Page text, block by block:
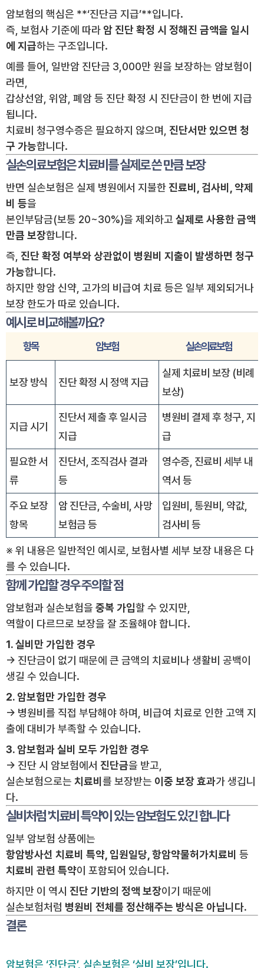
암보험의 핵심은 **‘진단금 지급’**입니다.
즉, 보험사 기준에 따라암 진단 확정 시 정해진 금액을 일시
에 지급하는 구조입니다.
예를 들어, 일반암 진단금 3,000만 원을 보장하는 암보험이
라면,
갑상선암, 위암, 폐암 등 진단 확정 시 진단금이 한 번에 지급
됩니다.
치료비 청구영수증은 필요하지 않으며, 진단서만 있으면 청
구 가능합니다.
실손의료보험은치료비를 실제로 쓴 만큼 보장
반면 실손보험은 실제 병원에서 지불한진료비, 검사비, 약제
비 등을
본인부담금(보통 20~30%)을 제외하고 실제로 사용한 금액
만큼 보장합니다.
즉, 진단 확정 여부와 상관없이 병원비 지출이 발생하면 청구
가능합니다.
하지만 항암 신약, 고가의 비급여 치료 등은 일부 제외되거나
보장 한도가 따로 있습니다.
예시로 비교해볼까요?
항목 암보험 실손의료보험
보장 방식 진단 확정 시 정액 지급
실제 치료비 보장 (비례
보상)
지급 시기
진단서 제출 후 일시금
지급
병원비 결제 후 청구, 지
급
필요한 서
류
진단서, 조직검사 결과
등
영수증, 진료비 세부 내
역서 등
주요 보장
항목
암 진단금, 수술비, 사망
보험금 등
입원비, 통원비, 약값,
검사비 등
※ 위 내용은 일반적인 예시로, 보험사별 세부 보장 내용은 다
를 수 있습니다.
함께 가입할 경우 주의할 점
암보험과 실손보험을 중복 가입할 수 있지만,
역할이 다르므로 보장을 잘 조율해야 합니다.
1. 실비만 가입한 경우
→ 진단금이 없기 때문에 큰 금액의 치료비나 생활비 공백이
생길 수 있습니다.
2. 암보험만 가입한 경우
→ 병원비를 직접 부담해야 하며, 비급여 치료로 인한 고액 지
출에 대비가 부족할 수 있습니다.
3. 암보험과 실비 모두 가입한 경우
→ 진단 시 암보험에서 진단금을 받고,
실손보험으로는 치료비 를 보장받는 이중 보장 효과가 생깁니
다.
실비처럼 '치료비 특약'이 있는 암보험도 있긴 합니다
일부 암보험 상품에는
항암방사선 치료비 특약, 입원일당, 항암약물허가치료비 등
치료비 관련 특약이 포함되어 있습니다.
하지만 이 역시 진단 기반의 정액 보장이기 때문에
실손보험처럼 병원비 전체를 정산해주는 방식은 아닙니다.
결론
암보험은 ‘진단금’, 실손보험은 ‘실비 보장’입니다.